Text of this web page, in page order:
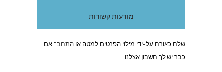
מודעות קשורות
שלח כאורח על-ידי מילוי הפרטים למטה או התחבראם
כבר יש לך חשבון אצלנו